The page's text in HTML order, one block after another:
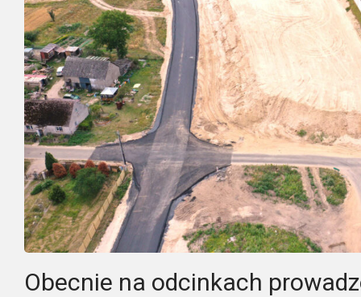
Obecnie na odcinkach